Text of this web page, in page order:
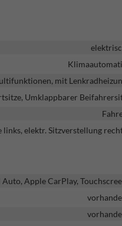
mit
Umklappbarer
elektr. Sitzverstellung
Apple CarPlay,